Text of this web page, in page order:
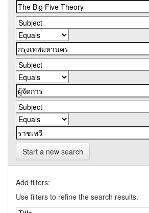
Start a new search
Add filters:
Use filters to refine the search results.